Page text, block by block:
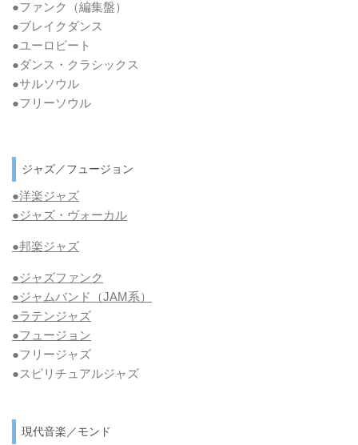
●ファンク
（編集盤）
●ブレイクダンス
●ユーロビート
●ダンス・クラシックス
●サルソウル
●フリーソウル
ジャズ／フュージョン
●洋楽ジャズ
●ジャズ・ヴォーカル
●邦楽ジャズ
●ジャズファンク
●ジャムバンド（JAM系）
●ラテンジャズ
●フュージョン
●フリージャズ
●スピリチュアルジャズ
現代音楽／モンド